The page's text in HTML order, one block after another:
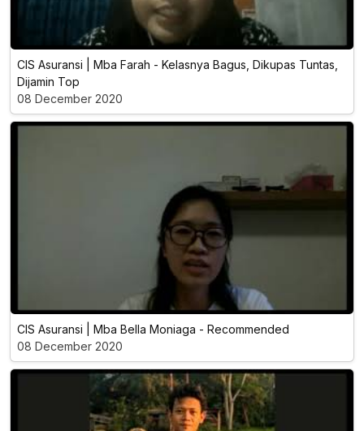
CIS Asuransi | Mba Farah - Kelasnya Bagus, Dikupas Tuntas,
Dijamin Top
08 December 2020
CIS Asuransi | Mba Bella Moniaga - Recommended
08 December 2020